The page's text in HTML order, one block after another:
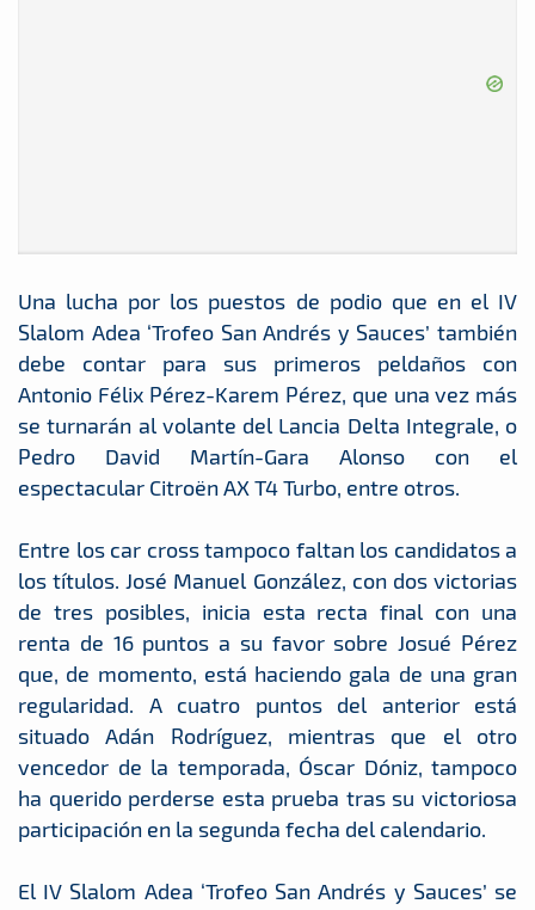
Una lucha por los puestos de podio que en el IV
Slalom Adea ‘Trofeo San Andrés y Sauces’ también
debe contar para sus primeros peldaños con
Antonio Félix Pérez-Karem Pérez, que una vez más
se turnarán al volante del Lancia Delta Integrale, o
Pedro David Martín-Gara Alonso con el
espectacular Citroën AX T4 Turbo, entre otros.
Entre los car cross tampoco faltan los candidatos a
los títulos. José Manuel González, con dos victorias
de tres posibles, inicia esta recta final con una
renta de 16 puntos a su favor sobre Josué Pérez
que, de momento, está haciendo gala de una gran
regularidad. A cuatro puntos del anterior está
situado Adán Rodríguez, mientras que el otro
vencedor de la temporada, Óscar Dóniz, tampoco
ha querido perderse esta prueba tras su victoriosa
participación en la segunda fecha del calendario.
El IV Slalom Adea ‘Trofeo San Andrés y Sauces’ se